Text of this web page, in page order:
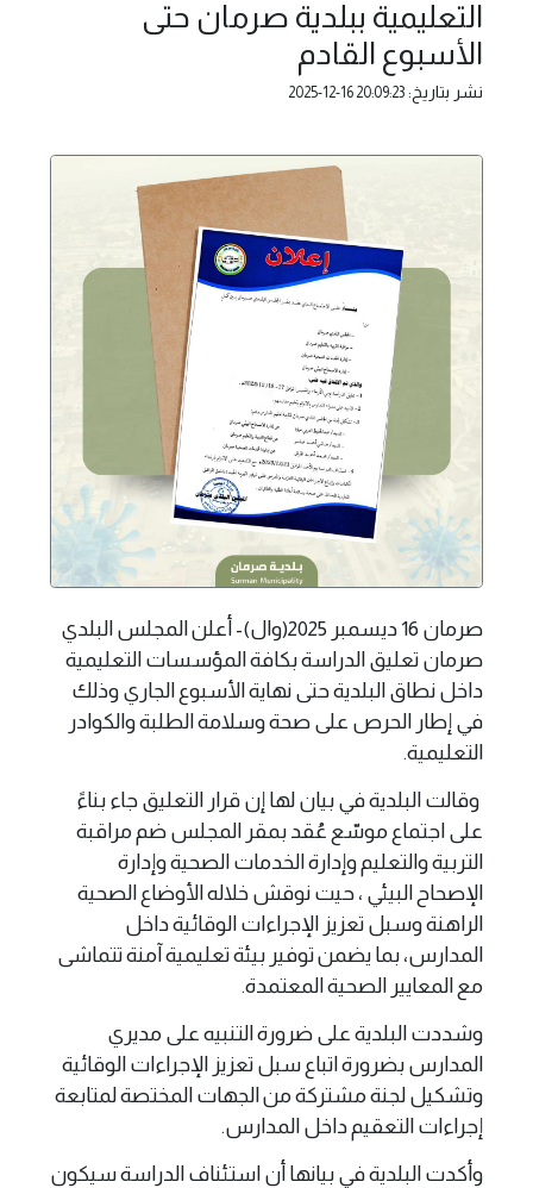
التعليمية ببلدية صرمان حتى
الأسبوع القادم
نشر بتاريخ: 2025-12-16 20:09:23
صرمان 16 ديسمبر 2025(وال)- أعلن المجلس البلدي
صرمان تعليق الدراسة بكافة المؤسسات التعليمية
داخل نطاق البلدية حتى نهاية الأسبوع الجاري وذلك
في إطار الحرص على صحة وسلامة الطلبة والكوادر
التعليمية.
وقالت البلدية في بيان لها إن قرار التعليق جاء بناءً
على اجتماع موسّع عُقد بمقر المجلس ضم مراقبة
التربية والتعليم وإدارة الخدمات الصحية وإدارة
الإصحاح البيئي ، حيت نوقش خلاله الأوضاع الصحية
الراهنة وسبل تعزيز الإجراءات الوقائية داخل
المدارس، بما يضمن توفير بيئة تعليمية آمنة تتماشى
مع المعايير الصحية المعتمدة.
وشددت البلدية على ضرورة التنبيه على مديري
المدارس بضرورة اتباع سبل تعزيز الإجراءات الوقائية
وتشكيل لجنة مشتركة من الجهات المختصة لمتابعة
إجراءات التعقيم داخل المدارس.
وأكدت البلدية في بيانها أن استئناف الدراسة سيكون